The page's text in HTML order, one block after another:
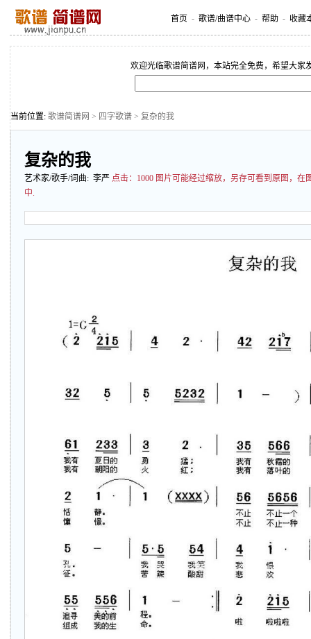
首页 - 歌谱/曲谱中心 - 帮助 - 收藏
欢迎光临歌谱简谱网，本站完全免费，希望大家
当前位置: 歌谱简谱网 > 四字歌谱 > 复杂的我
复杂的我
艺术家/歌手/词曲: 李严 点击： 1000 图片可能经过缩放，另存可看到原图，
中.